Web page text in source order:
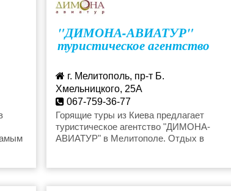
"ДИМОНА-АВИАТУР"
туристическое агентство
г. Мелитополь, пр-т Б.
Хмельницкого, 25А
067-759-36-77
Горящие туры из Киева предлагает
туристическое агентство "ДИМОНА-
АВИАТУР" в Мелитополе. Отдых в